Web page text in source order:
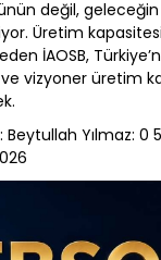
değil, geleceğin
Üretim
İAOSB,
vizyoner üretim
Beytullah Yılmaz: